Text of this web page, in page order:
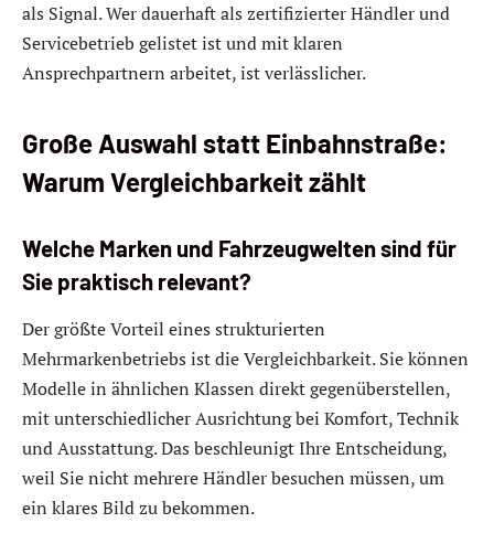
als Signal. Wer dauerhaft als zertifizierter Händler und
Servicebetrieb gelistet ist und mit klaren
Ansprechpartnern arbeitet, ist verlässlicher.
Große Auswahl statt Einbahnstraße:
Warum Vergleichbarkeit zählt
Welche Marken und Fahrzeugwelten sind für
Sie praktisch relevant?
Der größte Vorteil eines strukturierten
Mehrmarkenbetriebs ist die Vergleichbarkeit. Sie können
Modelle in ähnlichen Klassen direkt gegenüberstellen,
mit unterschiedlicher Ausrichtung bei Komfort, Technik
und Ausstattung. Das beschleunigt Ihre Entscheidung,
weil Sie nicht mehrere Händler besuchen müssen, um
ein klares Bild zu bekommen.